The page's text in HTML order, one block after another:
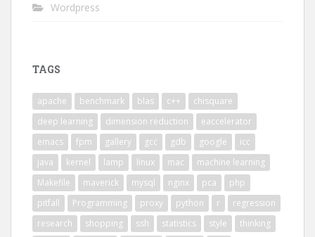
Wordpress
TAGS
apache benchmark blas c++
chisquare
deep learning
dimension reduction
eaccelerator
emacs
fpm gallery gcc gdb google
icc
java
kernel lamp linux mac
machine learning
Makefile
maverick mysql nginx pca
php
pitfall
Programming proxy python r
regression
research
shopping ssh statistics style
thinking